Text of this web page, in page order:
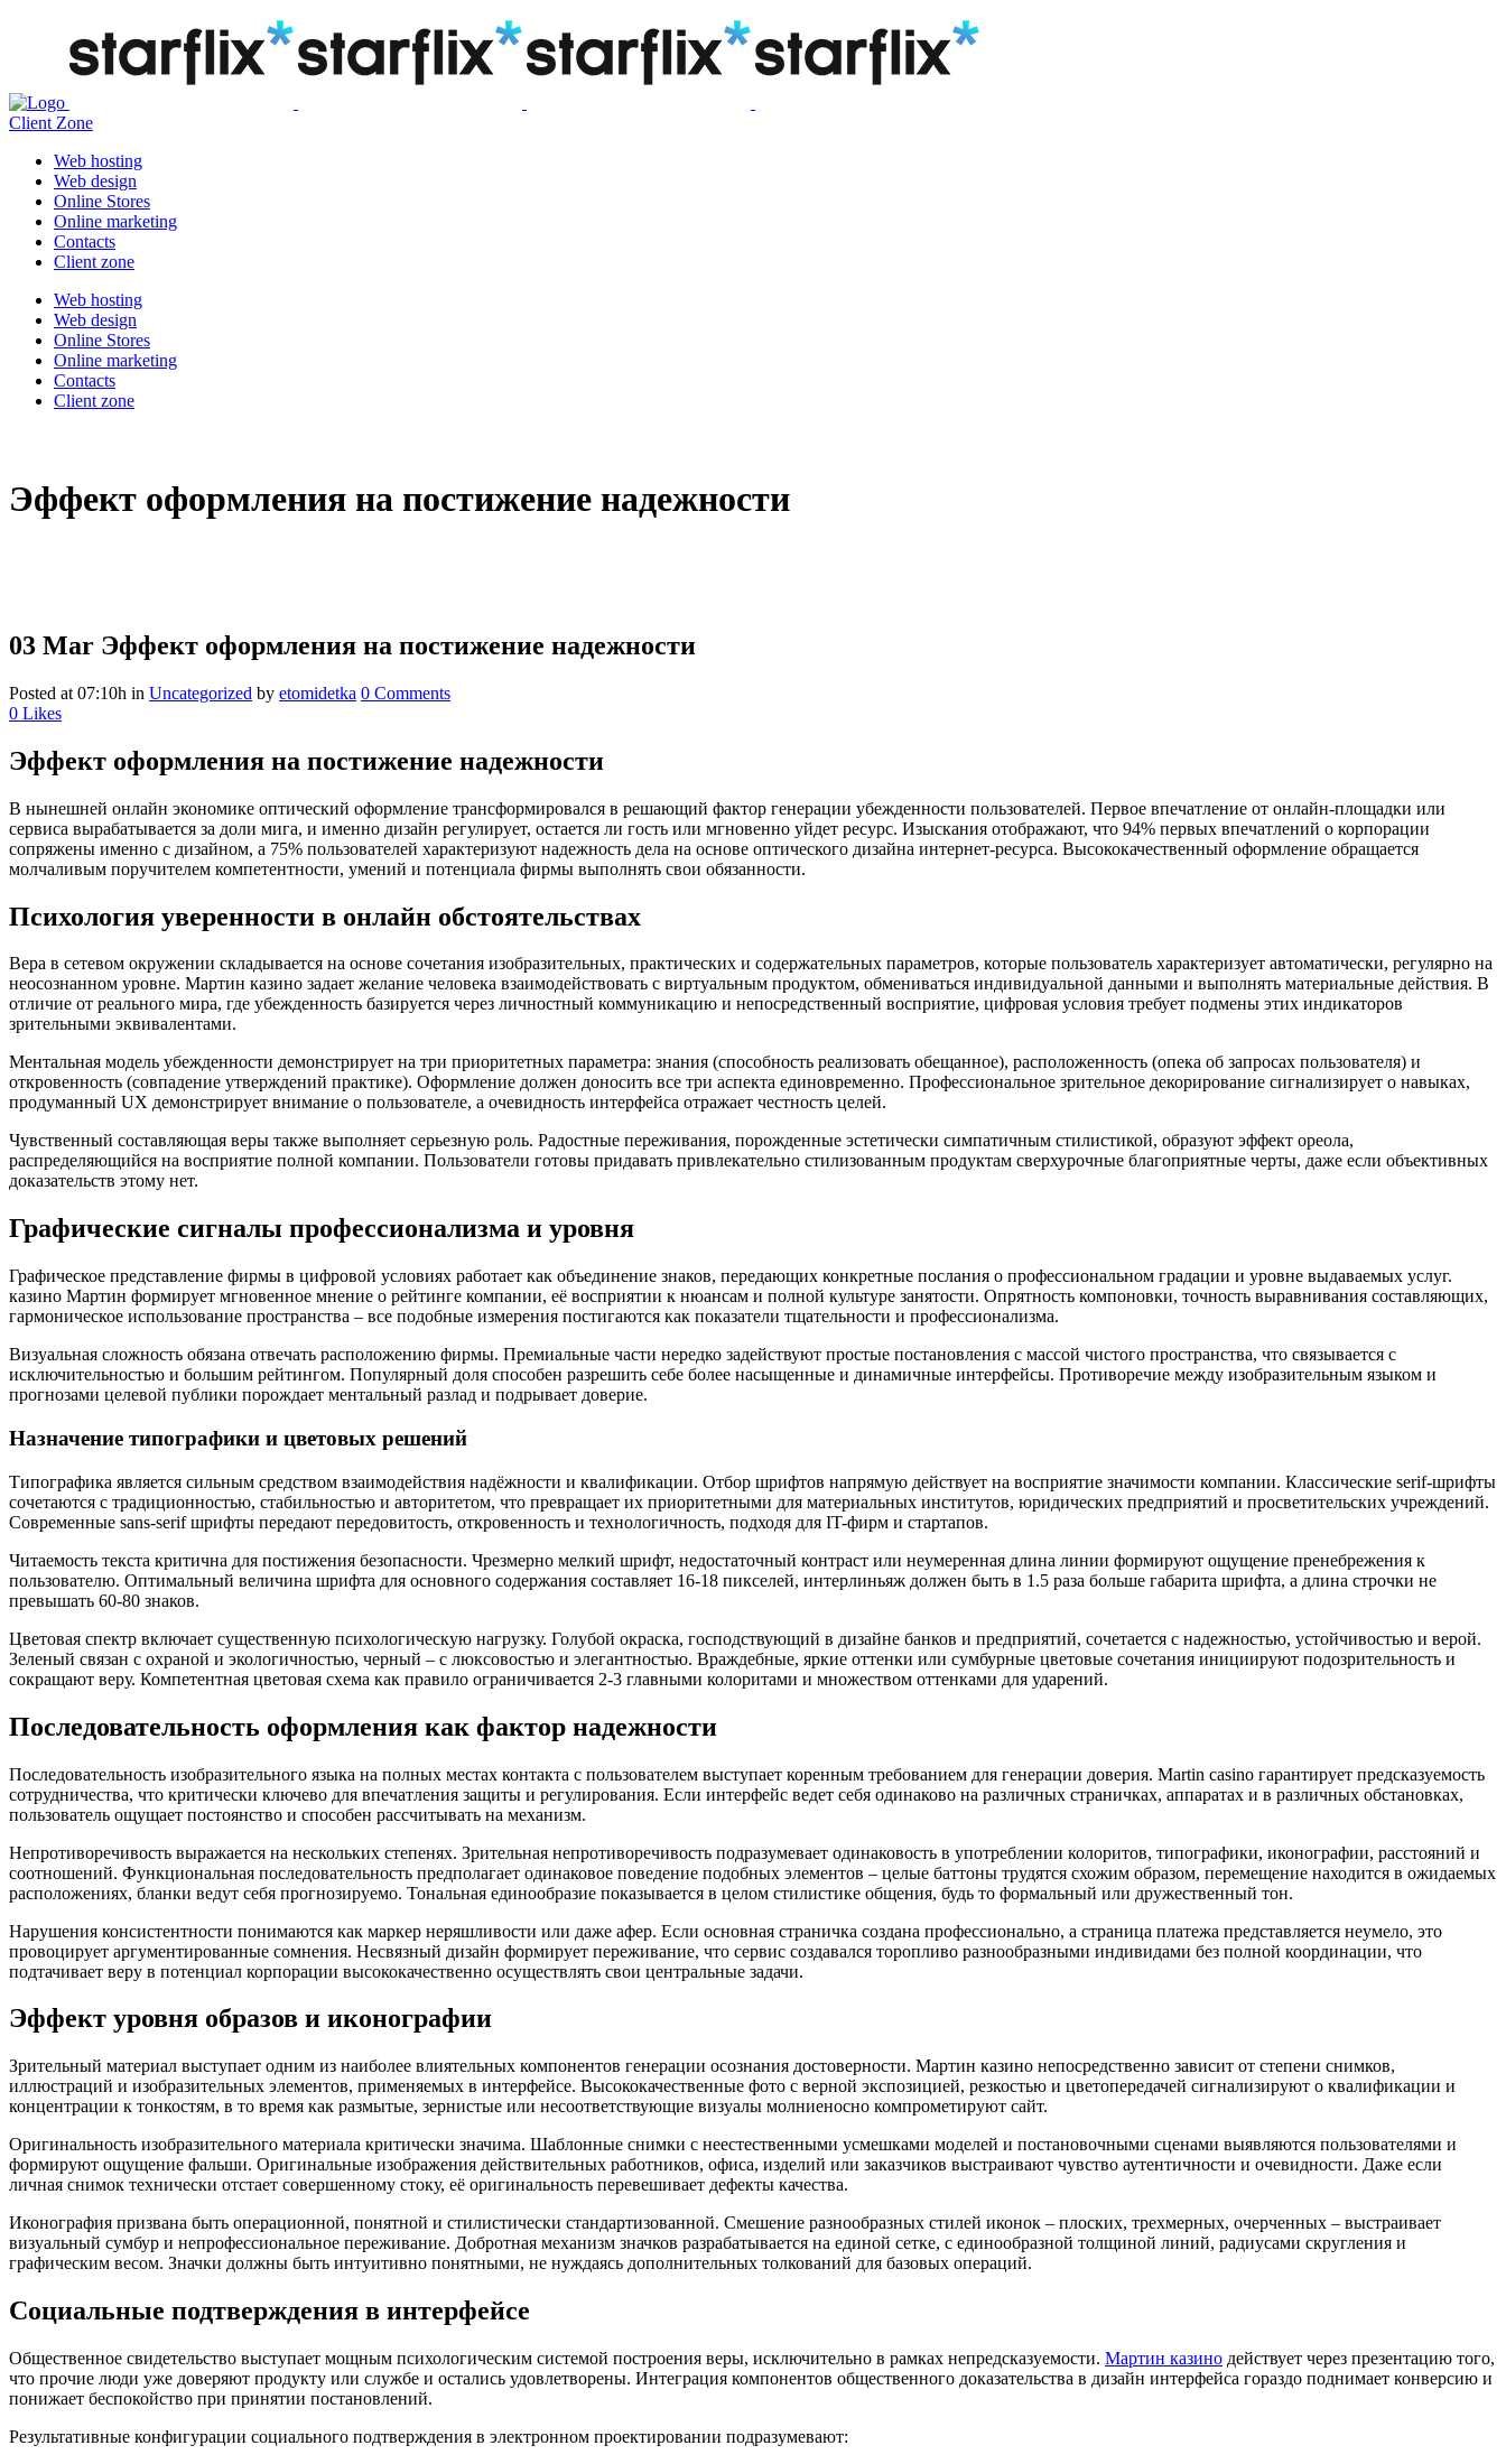
Client Zone
Web hosting
Web design
Online Stores
Online marketing
Contacts
Client zone
Web hosting
Web design
Online Stores
Online marketing
Contacts
Client zone
Эффект оформления на постижение надежности
03 Mar Эффект оформления на постижение надежности
Posted at 07:10h in Uncategorized by etomidetka 0 Comments
0 Likes
Эффект оформления на постижение надежности
В нынешней онлайн экономике оптический оформление трансформировался в решающий фактор генерации убежденности пользователей. Первое впечатление от онлайн-площадки или
сервиса вырабатывается за доли мига, и именно дизайн регулирует, остается ли гость или мгновенно уйдет ресурс. Изыскания отображают, что 94% первых впечатлений о корпорации
сопряжены именно с дизайном, а 75% пользователей характеризуют надежность дела на основе оптического дизайна интернет-ресурса. Высококачественный оформление обращается
молчаливым поручителем компетентности, умений и потенциала фирмы выполнять свои обязанности.
Психология уверенности в онлайн обстоятельствах
Вера в сетевом окружении складывается на основе сочетания изобразительных, практических и содержательных параметров, которые пользователь характеризует автоматически, регулярно на
неосознанном уровне. Мартин казино задает желание человека взаимодействовать с виртуальным продуктом, обмениваться индивидуальной данными и выполнять материальные действия. В
отличие от реального мира, где убежденность базируется через личностный коммуникацию и непосредственный восприятие, цифровая условия требует подмены этих индикаторов
зрительными эквивалентами.
Ментальная модель убежденности демонстрирует на три приоритетных параметра: знания (способность реализовать обещанное), расположенность (опека об запросах пользователя) и
откровенность (совпадение утверждений практике). Оформление должен доносить все три аспекта единовременно. Профессиональное зрительное декорирование сигнализирует о навыках,
продуманный UX демонстрирует внимание о пользователе, а очевидность интерфейса отражает честность целей.
Чувственный составляющая веры также выполняет серьезную роль. Радостные переживания, порожденные эстетически симпатичным стилистикой, образуют эффект ореола,
распределяющийся на восприятие полной компании. Пользователи готовы придавать привлекательно стилизованным продуктам сверхурочные благоприятные черты, даже если объективных
доказательств этому нет.
Графические сигналы профессионализма и уровня
Графическое представление фирмы в цифровой условиях работает как объединение знаков, передающих конкретные послания о профессиональном градации и уровне выдаваемых услуг.
казино Мартин формирует мгновенное мнение о рейтинге компании, её восприятии к нюансам и полной культуре занятости. Опрятность компоновки, точность выравнивания составляющих,
гармоническое использование пространства – все подобные измерения постигаются как показатели тщательности и профессионализма.
Визуальная сложность обязана отвечать расположению фирмы. Премиальные части нередко задействуют простые постановления с массой чистого пространства, что связывается с
исключительностью и большим рейтингом. Популярный доля способен разрешить себе более насыщенные и динамичные интерфейсы. Противоречие между изобразительным языком и
прогнозами целевой публики порождает ментальный разлад и подрывает доверие.
Назначение типографики и цветовых решений
Типографика является сильным средством взаимодействия надёжности и квалификации. Отбор шрифтов напрямую действует на восприятие значимости компании. Классические serif-шрифты
сочетаются с традиционностью, стабильностью и авторитетом, что превращает их приоритетными для материальных институтов, юридических предприятий и просветительских учреждений.
Современные sans-serif шрифты передают передовитость, откровенность и технологичность, подходя для IT-фирм и стартапов.
Читаемость текста критична для постижения безопасности. Чрезмерно мелкий шрифт, недостаточный контраст или неумеренная длина линии формируют ощущение пренебрежения к
пользователю. Оптимальный величина шрифта для основного содержания составляет 16-18 пикселей, интерлиньяж должен быть в 1.5 раза больше габарита шрифта, а длина строчки не
превышать 60-80 знаков.
Цветовая спектр включает существенную психологическую нагрузку. Голубой окраска, господствующий в дизайне банков и предприятий, сочетается с надежностью, устойчивостью и верой.
Зеленый связан с охраной и экологичностью, черный – с люксовостью и элегантностью. Враждебные, яркие оттенки или сумбурные цветовые сочетания инициируют подозрительность и
сокращают веру. Компетентная цветовая схема как правило ограничивается 2-3 главными колоритами и множеством оттенками для ударений.
Последовательность оформления как фактор надежности
Последовательность изобразительного языка на полных местах контакта с пользователем выступает коренным требованием для генерации доверия. Martin casino гарантирует предсказуемость
сотрудничества, что критически ключево для впечатления защиты и регулирования. Если интерфейс ведет себя одинаково на различных страничках, аппаратах и в различных обстановках,
пользователь ощущает постоянство и способен рассчитывать на механизм.
Непротиворечивость выражается на нескольких степенях. Зрительная непротиворечивость подразумевает одинаковость в употреблении колоритов, типографики, иконографии, расстояний и
соотношений. Функциональная последовательность предполагает одинаковое поведение подобных элементов – целые баттоны трудятся схожим образом, перемещение находится в ожидаемых
расположениях, бланки ведут себя прогнозируемо. Тональная единообразие показывается в целом стилистике общения, будь то формальный или дружественный тон.
Нарушения консистентности понимаются как маркер неряшливости или даже афер. Если основная страничка создана профессионально, а страница платежа представляется неумело, это
провоцирует аргументированные сомнения. Несвязный дизайн формирует переживание, что сервис создавался торопливо разнообразными индивидами без полной координации, что
подтачивает веру в потенциал корпорации высококачественно осуществлять свои центральные задачи.
Эффект уровня образов и иконографии
Зрительный материал выступает одним из наиболее влиятельных компонентов генерации осознания достоверности. Мартин казино непосредственно зависит от степени снимков,
иллюстраций и изобразительных элементов, применяемых в интерфейсе. Высококачественные фото с верной экспозицией, резкостью и цветопередачей сигнализируют о квалификации и
концентрации к тонкостям, в то время как размытые, зернистые или несоответствующие визуалы молниеносно компрометируют сайт.
Оригинальность изобразительного материала критически значима. Шаблонные снимки с неестественными усмешками моделей и постановочными сценами выявляются пользователями и
формируют ощущение фальши. Оригинальные изображения действительных работников, офиса, изделий или заказчиков выстраивают чувство аутентичности и очевидности. Даже если
личная снимок технически отстает совершенному стоку, её оригинальность перевешивает дефекты качества.
Иконография призвана быть операционной, понятной и стилистически стандартизованной. Смешение разнообразных стилей иконок – плоских, трехмерных, очерченных – выстраивает
визуальный сумбур и непрофессиональное переживание. Добротная механизм значков разрабатывается на единой сетке, с единообразной толщиной линий, радиусами скругления и
графическим весом. Значки должны быть интуитивно понятными, не нуждаясь дополнительных толкований для базовых операций.
Социальные подтверждения в интерфейсе
Общественное свидетельство выступает мощным психологическим системой построения веры, исключительно в рамках непредсказуемости. Мартин казино действует через презентацию того,
что прочие люди уже доверяют продукту или службе и остались удовлетворены. Интеграция компонентов общественного доказательства в дизайн интерфейса гораздо поднимает конверсию и
понижает беспокойство при принятии постановлений.
Результативные конфигурации социального подтверждения в электронном проектировании подразумевают: